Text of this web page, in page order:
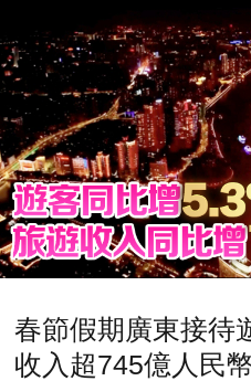
春節假期廣東接待
收入超745億人民